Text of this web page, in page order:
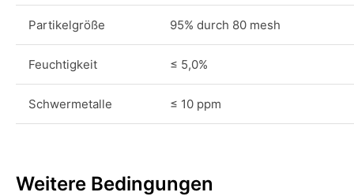
Partikelgröße 95% durch 80 mesh
Feuchtigkeit ≤ 5,0%
Schwermetalle ≤ 10 ppm
Weitere Bedingungen